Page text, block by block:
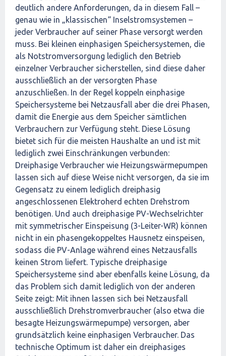
deutlich andere Anforderungen, da in diesem Fall –
genau wie in „klassischen“ Inselstromsystemen –
jeder Verbraucher auf seiner Phase versorgt werden
muss. Bei kleinen einphasigen Speichersystemen, die
als Notstromversorgung lediglich den Betrieb
einzelner Verbraucher sicherstellen, sind diese daher
ausschließlich an der versorgten Phase
anzuschließen. In der Regel koppeln einphasige
Speichersysteme bei Netzausfall aber die drei Phasen,
damit die Energie aus dem Speicher sämtlichen
Verbrauchern zur Verfügung steht. Diese Lösung
bietet sich für die meisten Haushalte an und ist mit
lediglich zwei Einschränkungen verbunden:
Dreiphasige Verbraucher wie Heizungswärmepumpen
lassen sich auf diese Weise nicht versorgen, da sie im
Gegensatz zu einem lediglich dreiphasig
angeschlossenen Elektroherd echten Drehstrom
benötigen. Und auch dreiphasige PV-Wechselrichter
mit symmetrischer Einspeisung (3-Leiter-WR) können
nicht in ein phasengekoppeltes Hausnetz einspeisen,
sodass die PV-Anlage während eines Netzausfalls
keinen Strom liefert. Typische dreiphasige
Speichersysteme sind aber ebenfalls keine Lösung, da
das Problem sich damit lediglich von der anderen
Seite zeigt: Mit ihnen lassen sich bei Netzausfall
ausschließlich Drehstromverbraucher (also etwa die
besagte Heizungswärmepumpe) versorgen, aber
grundsätzlich keine einphasigen Verbraucher. Das
technische Optimum ist daher ein dreiphasiges